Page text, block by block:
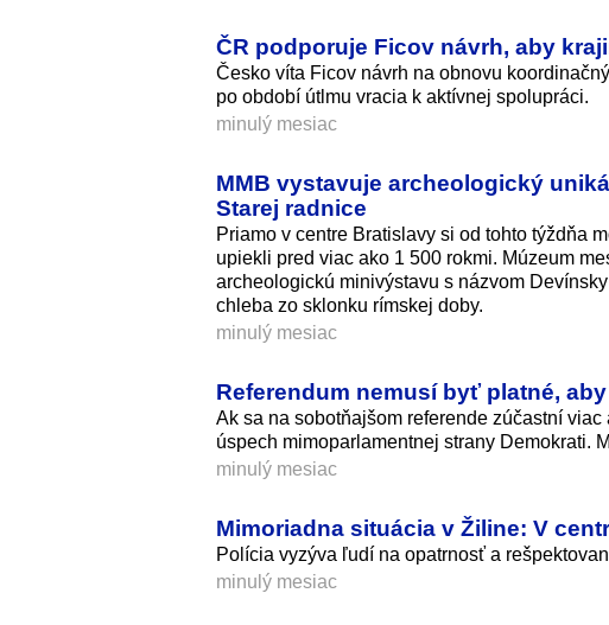
ČR podporuje Ficov návrh, aby
Česko víta Ficov návrh na obnovu
po období útlmu vracia k aktívnej spolupráci.
minulý mesiac
MMB vystavuje archeologický
Starej radnice
Priamo v centre Bratislavy si od tohto týždňa
upiekli pred viac ako 1 500 rokmi. Múzeum
archeologickú minivýstavu s názvom
chleba zo sklonku rímskej doby.
minulý mesiac
Referendum nemusí byť platné,
Ak sa na sobotňajšom referende zúčastní
úspech mimoparlamentnej strany Demokrati.
minulý mesiac
Mimoriadna situácia v Žiline: V
Polícia vyzýva ľudí na opatrnosť a
minulý mesiac